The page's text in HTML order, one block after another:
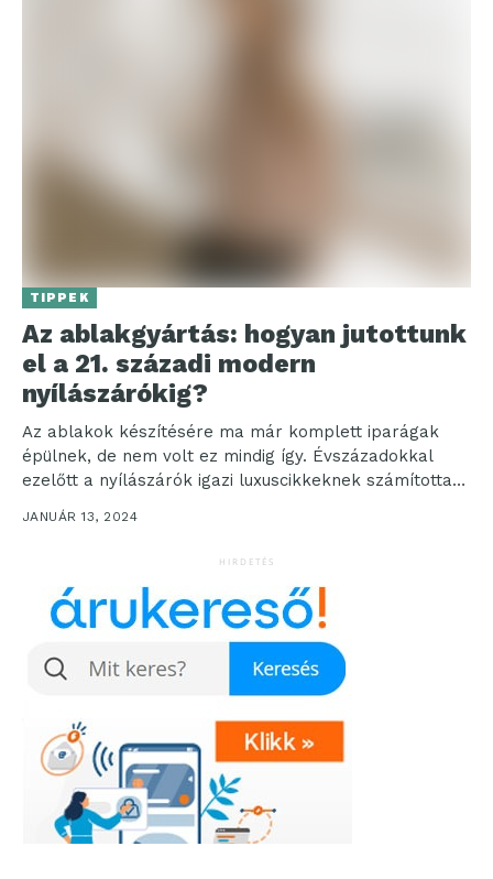
TIPPEK
Az ablakgyártás: hogyan jutottunk
el a 21. századi modern
nyílászárókig?
Az ablakok készítésére ma már komplett iparágak
épülnek, de nem volt ez mindig így. Évszázadokkal
ezelőtt a nyílászárók igazi luxuscikkeknek számítottak,
amit csak...
JANUÁR 13, 2024
HIRDETÉS